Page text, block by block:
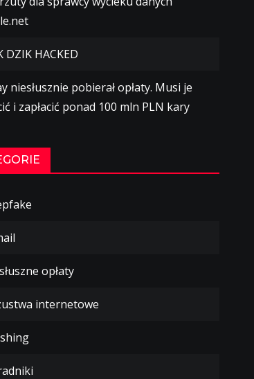
DZIK HACKED
niesłusznie pobierał opłaty. Musi je
i zapłacić ponad 100 mln PLN kary
opłaty
internetowe